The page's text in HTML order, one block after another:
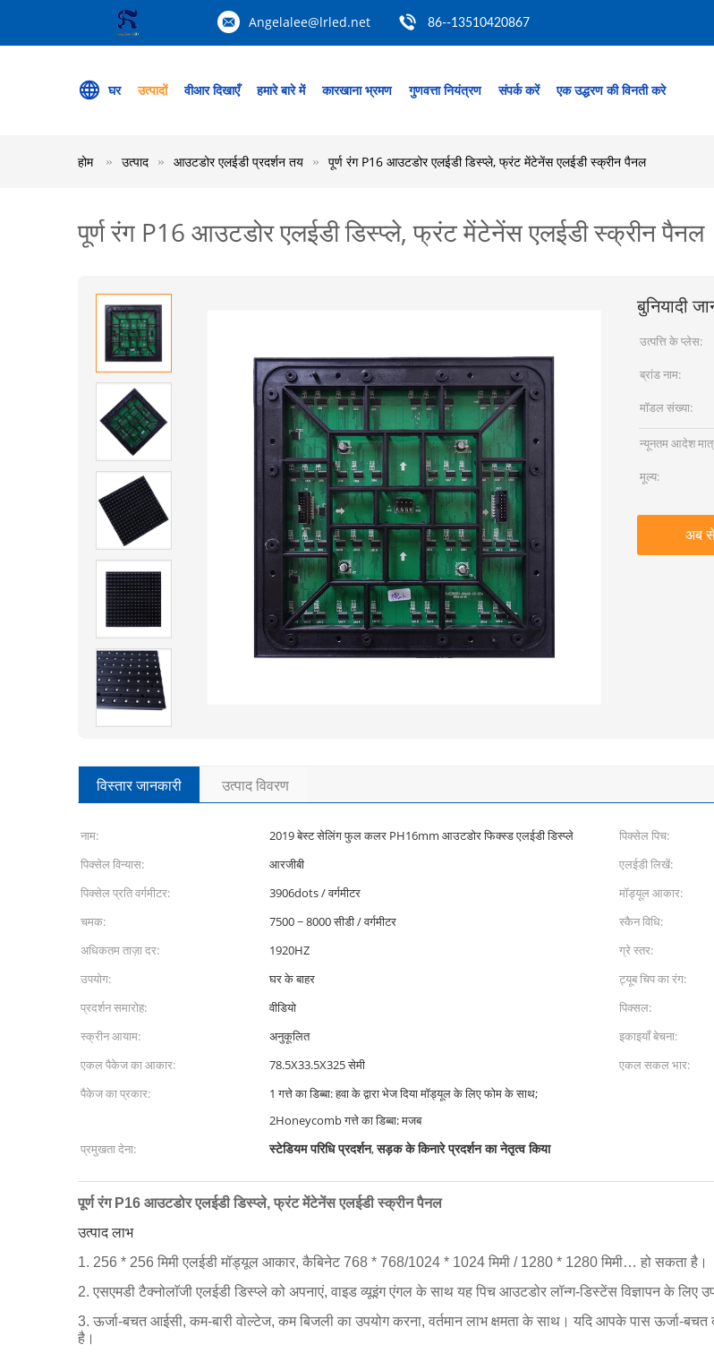
Angelalee@lrled.net 86--13510420867
घर उत्पादों वीआर दिखाएँ हमारे बारे में कारखाना भ्रमण गुणवत्ता नियंत्रण संपर्क करें एक उद्धरण की विनती करे
होम उत्पाद आउटडोर एलईडी प्रदर्शन तय पूर्ण रंग P16 आउटडोर एलईडी डिस्प्ले, फ्रंट मेंटेनेंस एलईडी स्क्रीन पैनल
पूर्ण रंग P16 आउटडोर एलईडी डिस्प्ले, फ्रंट मेंटेनेंस एलईडी स्क्रीन पैनल
बुनियादी
उत्पत्ति के प्लेस:
ब्रांड नाम:
मॉडल संख्या:
न्यूनतम आदेश
मूल्य:
अब
विस्तार जानकारी उत्पाद विवरण
नाम: 2019 बेस्ट सेलिंग फुल कलर PH16mm आउटडोर फिक्स्ड एलईडी डिस्प्ले पिक्सेल पिच:
पिक्सेल विन्यास:
आरजीबी एलईडी लिखें:
पिक्सेल प्रति वर्गमीटर:
3906dots / वर्गमीटर मॉड्यूल आकार:
चमक:
7500 ~ 8000 सीडी / वर्गमीटर स्कैन विधि:
अधिकतम ताज़ा दर:
1920HZ ग्रे स्तर:
उपयोग:
घर के बाहर ट्यूब चिप का रंग:
प्रदर्शन समारोह:
वीडियो पिक्सल:
स्क्रीन आयाम:
अनुकूलित इकाइयाँ बेचना:
एकल पैकेज का आकार:
78.5X33.5X325 सेमी एकल सकल भार:
पैकेज का प्रकार:
1 गत्ते का डिब्बा: हवा के द्वारा भेज दिया मॉड्यूल के लिए फोम के साथ;
2Honeycomb गत्ते का डिब्बा: मजब
प्रमुखता देना:
स्टेडियम परिधि प्रदर्शन,सड़क के किनारे प्रदर्शन का नेतृत्व किया
पूर्ण रंग P16 आउटडोर एलईडी डिस्प्ले, फ्रंट मेंटेनेंस एलईडी स्क्रीन पैनल
उत्पाद लाभ
1. 256 * 256 मिमी एलईडी मॉड्यूल आकार, कैबिनेट 768 * 768/1024 * 1024 मिमी / 1280 * 1280 मिमी… हो सकता है।
2. एसएमडी टैक्नोलाॅजी एलईडी डिस्प्ले को अपनाएं, वाइड व्यूइंग एंगल के साथ यह पिच आउटडोर लॉन्ग-डिस्टेंस विज्ञापन के लिए
3. ऊर्जा-बचत आईसी, कम-बारी वोल्टेज, कम बिजली का उपयोग करना, वर्तमान लाभ क्षमता के साथ। यदि आपके पास ऊर्जा-
है।